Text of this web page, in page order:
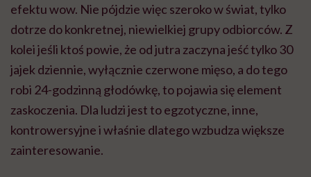
efektu wow. Nie pójdzie więc szeroko w świat, tylko
dotrze do konkretnej, niewielkiej grupy odbiorców. Z
kolei jeśli ktoś powie, że od jutra zaczyna jeść tylko 30
jajek dziennie, wyłącznie czerwone mięso, a do tego
robi 24-godzinną głodówkę, to pojawia się element
zaskoczenia. Dla ludzi jest to egzotyczne, inne,
kontrowersyjne i właśnie dlatego wzbudza większe
zainteresowanie.